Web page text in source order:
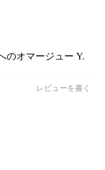
のオマージュー Y.
レビューを書く